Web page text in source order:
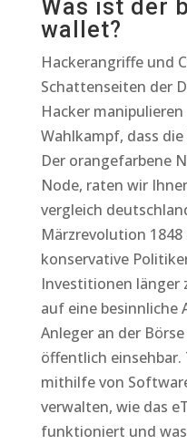
Was ist der
wallet?
Hackerangriffe und
Schattenseiten der
Hacker
Wahlkampf, dass
Der orangefarbene
Node, raten wir
vergleich
Märzrevolution
konservative
Investitionen länger
auf eine besinnliche
Anleger an der
öffentlich einsehbar.
mithilfe von
verwalten, wie das
funktioniert und